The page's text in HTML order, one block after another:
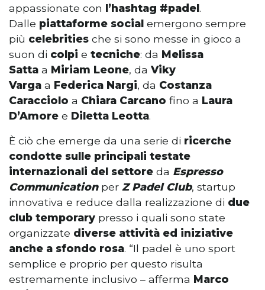
appassionate con l’hashtag #padel.
Dalle piattaforme social emergono sempre
più celebrities che si sono messe in gioco a
suon di colpi e tecniche: da Melissa
Satta a Miriam Leone, da Viky
Varga a Federica Nargi, da Costanza
Caracciolo a Chiara Carcano fino a Laura
D’Amore e Diletta Leotta.
È ciò che emerge da una serie di ricerche
condotte sulle principali testate
internazionali del settore da Espresso
Communicationper Z Padel Club, startup
innovativa e reduce dalla realizzazione di due
club temporary presso i quali sono state
organizzate diverse attività ed iniziative
anche a sfondo rosa. “Il padel è uno sport
semplice e proprio per questo risulta
estremamente inclusivo – afferma Marco